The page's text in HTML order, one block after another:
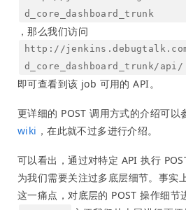
d_core_dashboard_trunk
，那么我们访问
http://
d_core_dashboard_trunk/api/
即可查看到该 job 可用的 API。
更详细的 POST 调用方式的介绍可以
wiki ，在此就不过多进行介绍。
可以看出，通过对特定 API 执行
为我们需要关注过多底层细节。事实
这一痛点，对底层的 POST 操作细节